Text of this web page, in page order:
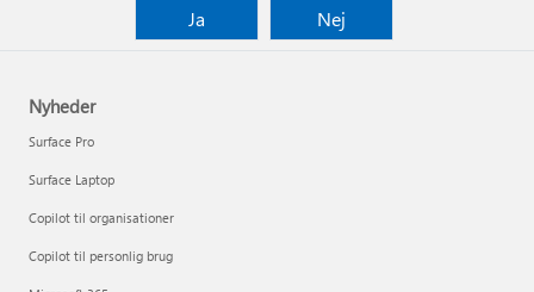
Ja
Nej
Nyheder
Surface Pro
Surface Laptop
Copilot til organisationer
Copilot til personlig brug